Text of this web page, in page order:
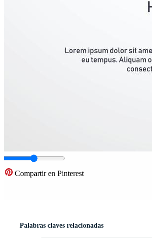
Compartir en Pinterest
Palabras claves relacionadas